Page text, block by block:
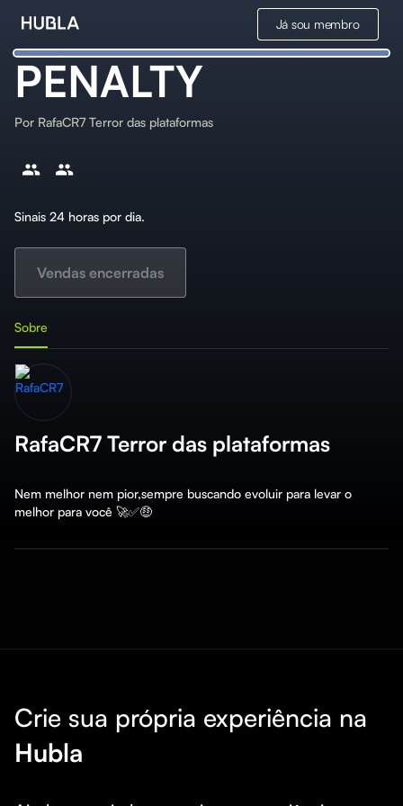
Já sou membro
PENALTY
Por RafaCR7 Terror das plataformas
Sinais 24 horas por dia.
Vendas encerradas
Sobre
RafaCR7 Terror das plataformas
Nem melhor nem pior,sempre buscando evoluir para levar o
melhor para você 🚀✅🤑
Crie sua própria experiência na
Hubla